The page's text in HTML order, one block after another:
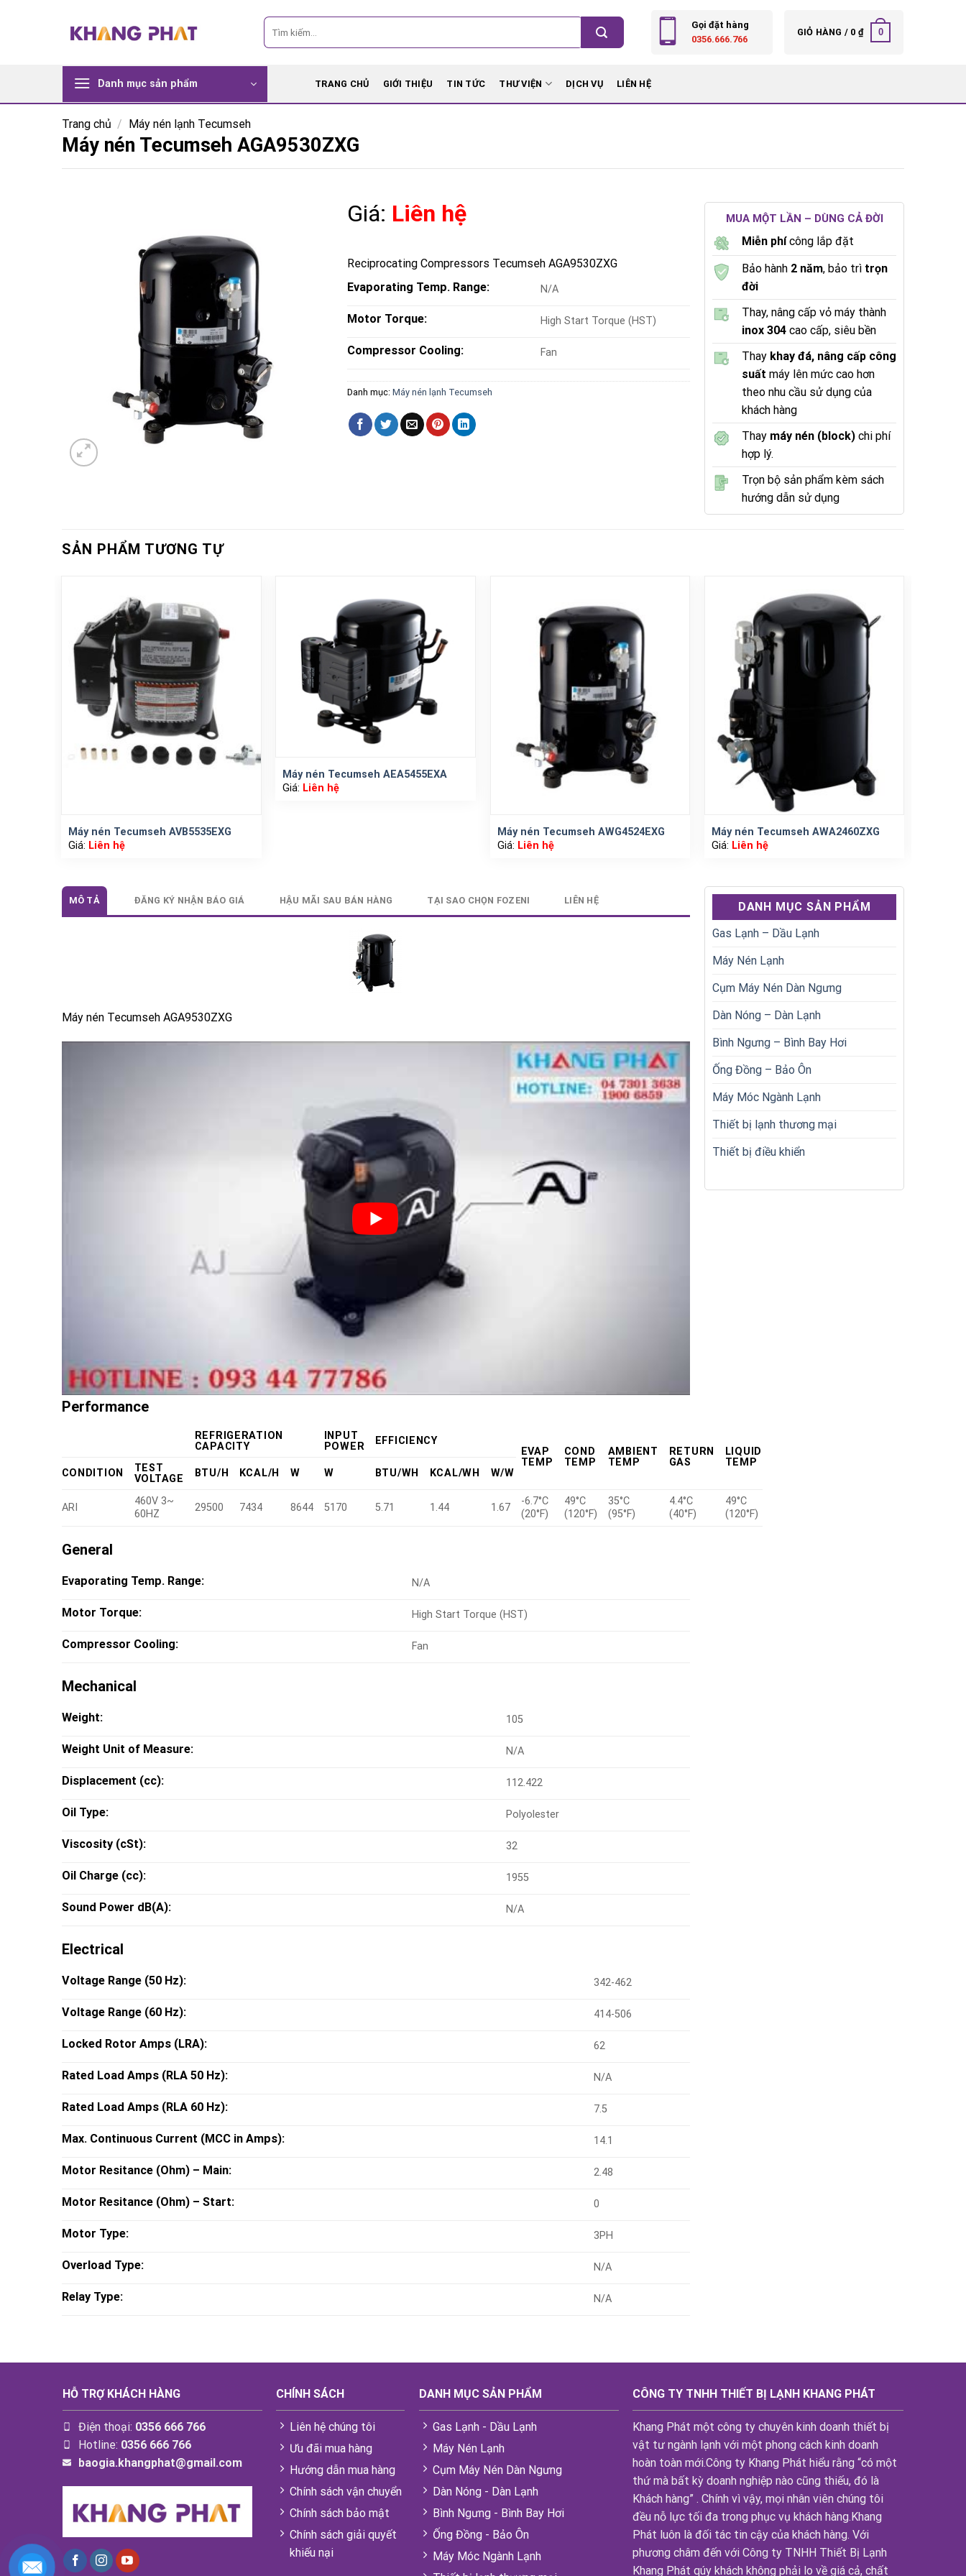
Tìm
kiếm:
Gọi đặt hàng
0356.666.766
GIỎ HÀNG / 0 ₫ 0
Danh mục sản phẩm TRANG CHỦ GIỚI THIỆU TIN TỨC THƯ VIỆN DỊCH VỤ LIÊN HỆ
Trang chủ / Máy nén lạnh Tecumseh
Máy nén Tecumseh AGA9530ZXG
Giá: Liên hệ
Reciprocating Compressors Tecumseh AGA9530ZXG
Evaporating Temp. Range:
N/A
Motor Torque: High Start Torque (HST)
Compressor Cooling: Fan
Danh mục:Máy nén lạnh Tecumseh
MUA MỘT LẦN – DÙNG CẢ ĐỜI
Miễn phícông lắp đặt
Bảo hành 2 năm, bảo trì trọn
đời
Thay, nâng cấp vỏ máy thành
inox 304cao cấp, siêu bền
Thay khay đá, nâng cấp công
suất máy lên mức cao hơn
theo nhu cầu sử dụng của
khách hàng
Thaymáy nén (block)chi phí
hợp lý.
Trọn bộ sản phẩm kèm sách
hướng dẫn sử dụng
SẢN PHẨM TƯƠNG TỰ
Máy nén Tecumseh AVB5535EXG
Giá: Liên hệ
Máy nén Tecumseh AEA5455EXA
Giá: Liên hệ
Máy nén Tecumseh AWG4524EXG
Giá: Liên hệ
Máy nén Tecumseh AWA2460ZXG
Giá: Liên hệ
MÔ TẢ ĐĂNG KÝ NHẬN BÁO GIÁ HẬU MÃI SAU BÁN HÀNG TẠI SAO CHỌN FOZENI LIÊN HỆ
Máy nén Tecumseh AGA9530ZXG
Performance
REFRIGERATION
CAPACITY
INPUT
POWER
EFFICIENCY
EVAP
TEMP
COND
TEMP
AMBIENT
TEMP
RETURN
GAS
LIQUID
TEMP
CONDITION
TEST
VOLTAGE
BTU/H KCAL/H W W BTU/WH KCAL/WH W/W
ARI
460V 3~
60HZ
29500 7434 8644 5170 5.71 1.44 1.67
-6.7°C
(20°F)
49°C
(120°F)
35°C
(95°F)
4.4°C
(40°F)
49°C
(120°F)
General
Evaporating Temp. Range: N/A
Motor Torque: High Start Torque (HST)
Compressor Cooling: Fan
Mechanical
Weight: 105
Weight Unit of Measure: N/A
Displacement (cc): 112.422
Oil Type: Polyolester
Viscosity (cSt): 32
Oil Charge (cc): 1955
Sound Power dB(A): N/A
Electrical
Voltage Range (50 Hz): 342-462
Voltage Range (60 Hz): 414-506
Locked Rotor Amps (LRA): 62
Rated Load Amps (RLA 50 Hz): N/A
Rated Load Amps (RLA 60 Hz): 7.5
Max. Continuous Current (MCC in Amps): 14.1
Motor Resitance (Ohm) – Main: 2.48
Motor Resitance (Ohm) – Start: 0
Motor Type: 3PH
Overload Type: N/A
Relay Type: N/A
DANH MỤC SẢN PHẨM
Gas Lạnh – Dầu Lạnh
Máy Nén Lạnh
Cụm Máy Nén Dàn Ngưng
Dàn Nóng – Dàn Lạnh
Bình Ngưng – Bình Bay Hơi
Ống Đồng – Bảo Ôn
Máy Móc Ngành Lạnh
Thiết bị lạnh thương mại
Thiết bị điều khiển
HỖ TRỢ KHÁCH HÀNG
Điện thoại: 0356 666 766
Hotline: 0356 666 766
baogia.khangphat@gmail.com
CHÍNH SÁCH
Liên hệ chúng tôi
Ưu đãi mua hàng
Hướng dẫn mua hàng
Chính sách vận chuyển
Chính sách bảo mật
Chính sách giải quyết
khiếu nại
DANH MỤC SẢN PHẨM
Gas Lạnh - Dầu Lạnh
Máy Nén Lạnh
Cụm Máy Nén Dàn Ngưng
Dàn Nóng - Dàn Lạnh
Bình Ngưng - Bình Bay Hơi
Ống Đồng - Bảo Ôn
Máy Móc Ngành Lạnh
CÔNG TY TNHH THIẾT BỊ LẠNH KHANG PHÁT
Khang Phát một công ty chuyên kinh doanh thiết bị
vật tư ngành lạnh với một phong cách kinh doanh
hoàn toàn mới.Công ty Khang Phát hiểu rằng “có một
thứ mà bất kỳ doanh nghiệp nào cũng thiếu, đó là
Khách hàng” . Chính vì vậy, mọi nhân viên chúng tôi
đều nỗ lực tối đa trong phục vụ khách hàng.Khang
Phát luôn là đối tác tin cậy của khách hàng. Với
phương châm đến với Công ty TNHH Thiết Bị Lạnh
Khang Phát qúy khách không phải lo về giá cả, chất